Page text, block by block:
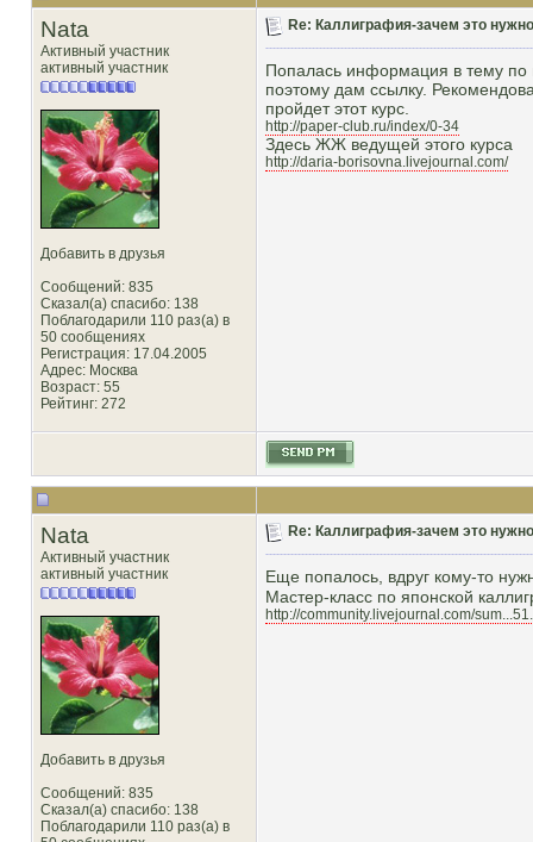
Nata
Активный участник
активный участник
Добавить в друзья
Сообщений: 835
Сказал(а) спасибо: 138
Поблагодарили 110 раз(а) в
50 сообщениях
Регистрация: 17.04.2005
Адрес: Москва
Возраст: 55
Рейтинг: 272
Re: Каллиграфия-зачем это
Попалась информация в тему по
поэтому дам ссылку.
пройдет этот курс.
http://paper-club.ru/index/0-34
Здесь ЖЖ ведущей этого курса
http://daria-borisovna.livejournal.com/
Nata
Активный участник
активный участник
Добавить в друзья
Сообщений: 835
Сказал(а) спасибо: 138
Поблагодарили 110 раз(а) в
Re: Каллиграфия-зачем это
Еще попалось, вдруг кому-то
Мастер-класс по японской
http://community.livejournal.com/